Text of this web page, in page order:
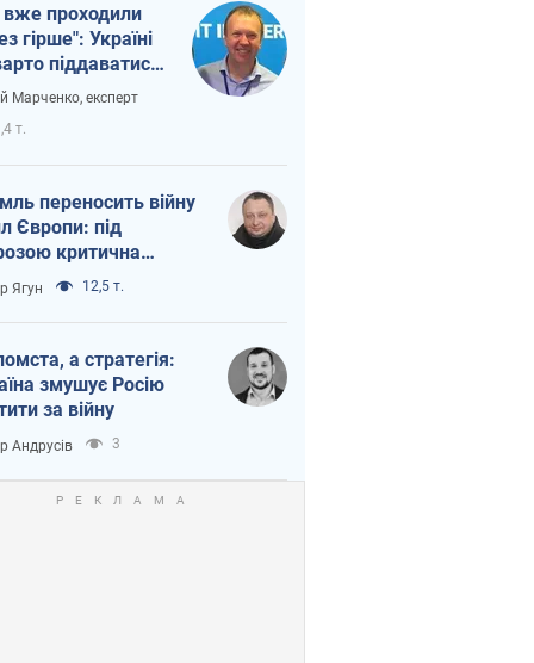
проходили
гірше": Україні
піддаватися
через
Марченко, експерт
т.
переносить війну
Європи: під
критична
Ягун 12,5 т.
а стратегія:
змушує Росію
за війну
Андрусів 3